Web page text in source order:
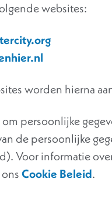
websites:
worden hierna
persoonlijke
de persoonlijke
Voor informatie
Cookie Beleid.